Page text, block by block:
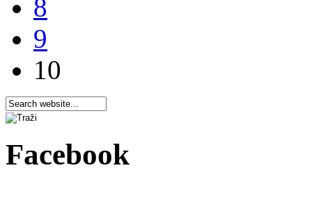
8
9
10
Facebook